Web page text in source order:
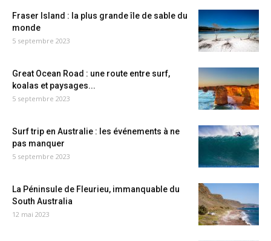
Fraser Island : la plus grande île de sable du
monde
5 septembre 2023
Great Ocean Road : une route entre surf,
koalas et paysages...
5 septembre 2023
Surf trip en Australie : les événements à ne
pas manquer
5 septembre 2023
La Péninsule de Fleurieu, immanquable du
South Australia
12 mai 2023